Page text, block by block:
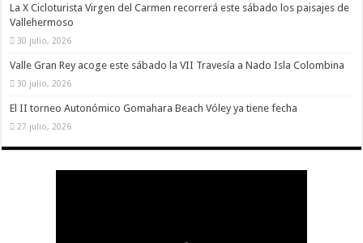
La X Cicloturista Virgen del Carmen recorrerá este sábado los paisajes de
Vallehermoso
30 julio, 2026
Valle Gran Rey acoge este sábado la VII Travesía a Nado Isla Colombina
30 julio, 2026
El II torneo Autonómico Gomahara Beach Vóley ya tiene fecha
27 julio, 2026